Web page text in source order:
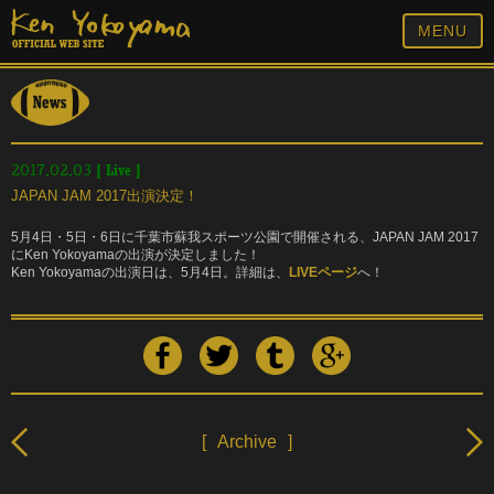
MENU
2017.02.03 [ Live ]
JAPAN JAM 2017出演決定！
5月4日・5日・6日に千葉市蘇我スポーツ公園で開催される、JAPAN JAM 2017
にKen Yokoyamaの出演が決定しました！
Ken Yokoyamaの出演日は、5月4日。詳細は、 LIVEページへ！
[ Archive ]